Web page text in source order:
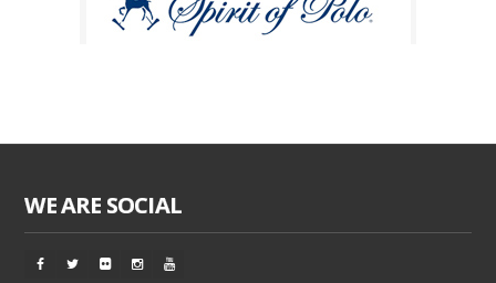
WE ARE SOCIAL